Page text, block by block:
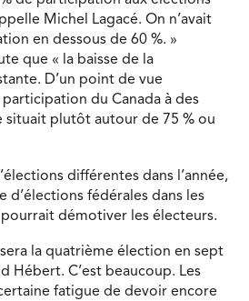
Michel Lagacé. On n’avait
en dessous de 60 %. »
que « la baisse de la
D’un point de vue
du Canada à des
situait plutôt autour de 75 % ou
différentes dans l’année,
d’élections fédérales dans les
démotiver les électeurs.
la quatrième élection en sept
Hébert. C’est beaucoup. Les
fatigue de devoir encore